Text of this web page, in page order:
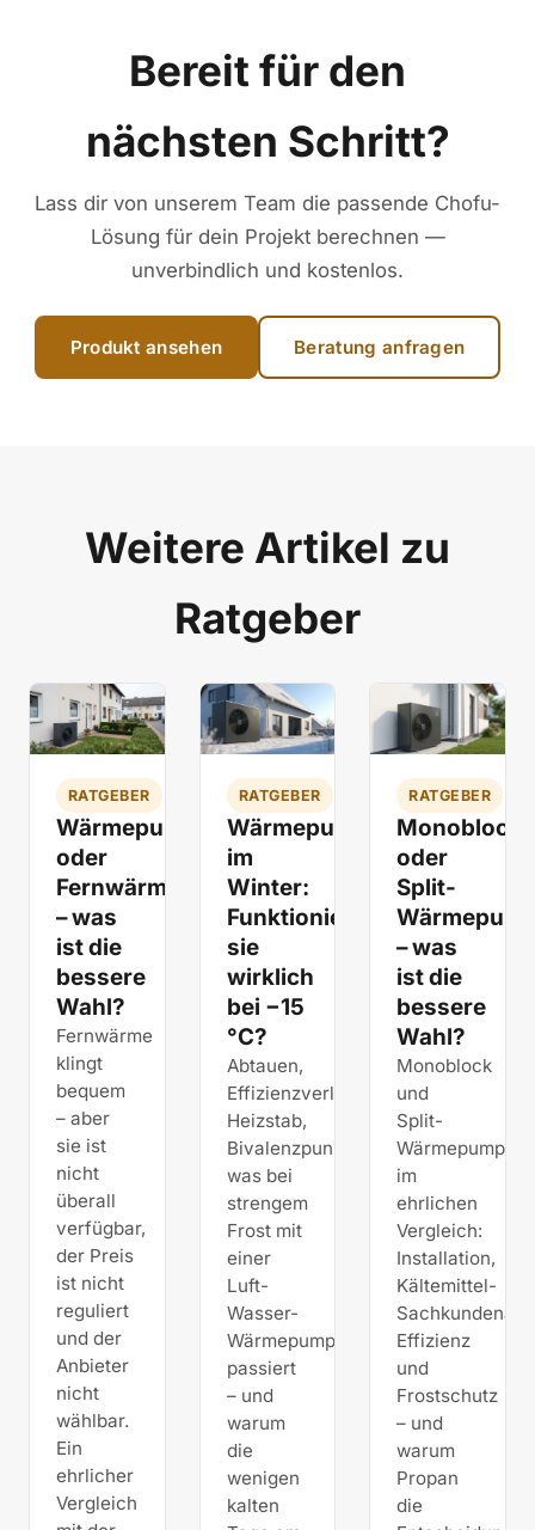
Bereit für den
nächsten Schritt?
Lass dir von unserem Team die passende Chofu-
Lösung für dein Projekt berechnen —
unverbindlich und kostenlos.
Produkt ansehen Beratung anfragen
Weitere Artikel zu
Ratgeber
RATGEBER
Wärmepumpe
oder
Fernwärme
– was
ist die
bessere
Wahl?
Fernwärme
klingt
bequem
– aber
sie ist
nicht
überall
verfügbar,
der Preis
ist nicht
reguliert
und der
Anbieter
nicht
wählbar.
Ein
ehrlicher
Vergleich
RATGEBER
Wärmepumpe
im
Winter:
Funktioniert
sie
wirklich
bei −15
°C?
Abtauen,
Effizienzverlust,
Heizstab,
Bivalenzpunkt:
was bei
strengem
Frost mit
einer
Luft-
Wasser-
Wärmepumpe
passiert
– und
warum
die
wenigen
kalten
RATGEBER
Monoblock
oder
Split-
– was
ist die
bessere
Wahl?
Monoblock
und
Split-
Wärmepumpe
im
ehrlichen
Vergleich:
Installation,
Kältemittel-
Effizienz
und
Frostschutz
– und
warum
Propan
die